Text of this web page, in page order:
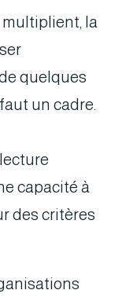
la
quelques
un cadre.
lecture
capacité à
des critères